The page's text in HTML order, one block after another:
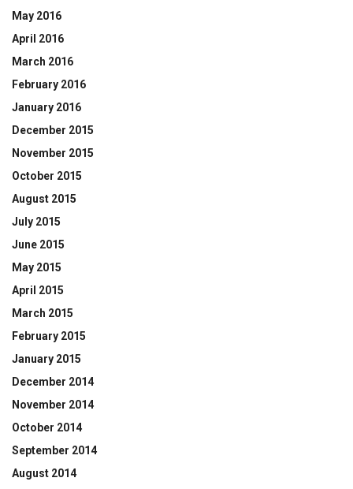
May 2016
April 2016
March 2016
February 2016
January 2016
December 2015
November 2015
October 2015
August 2015
July 2015
June 2015
May 2015
April 2015
March 2015
February 2015
January 2015
December 2014
November 2014
October 2014
September 2014
August 2014